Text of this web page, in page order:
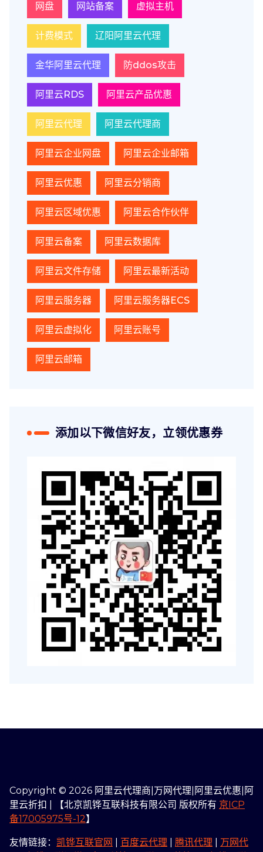
网盘 网站备案 虚拟主机
计费模式 辽阳阿里云代理
金华阿里云代理 防ddos攻击
阿里云RDS 阿里云产品优惠
阿里云代理 阿里云代理商
阿里云企业网盘 阿里云企业邮箱
阿里云优惠 阿里云分销商
阿里云区域优惠 阿里云合作伙伴
阿里云备案 阿里云数据库
阿里云文件存储 阿里云最新活动
阿里云服务器 阿里云服务器ECS
阿里云虚拟化 阿里云账号
阿里云邮箱
添加以下微信好友，立领优惠券
Copyright © 2026 阿里云代理商|万网代理|阿里云优惠|阿
里云折扣 | 【北京凯铧互联科技有限公司 版权所有 京ICP
备17005975号-12】
友情链接： 凯铧互联官网 百度云代理 腾讯代理
万网代